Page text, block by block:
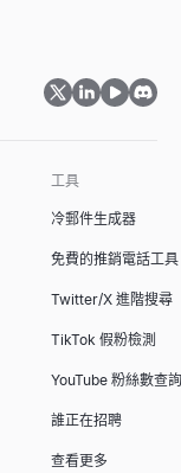
工具
冷郵件生成器
免費的推銷電話工具
Twitter/X 進階搜尋
TikTok 假粉檢測
YouTube 粉絲數查詢
誰正在招聘
查看更多